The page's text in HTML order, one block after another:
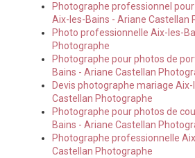
Photographe professionnel
Aix-les-Bains - Ariane Castellan
Photo professionnelle Aix-les-
Photographe
Photographe pour photos de
Bains - Ariane Castellan
Devis photographe mariage
Castellan Photographe
Photographe pour photos de
Bains - Ariane Castellan
Photographe professionnelle
Castellan Photographe